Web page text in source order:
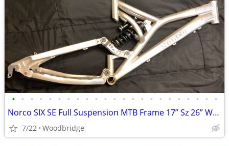
• • • • • • • • • • • • • • • • • • • • • • •
Norco SIX SE Full Suspension MTB Frame 17” Sz 26” Wheel
7/22 Woodbridge